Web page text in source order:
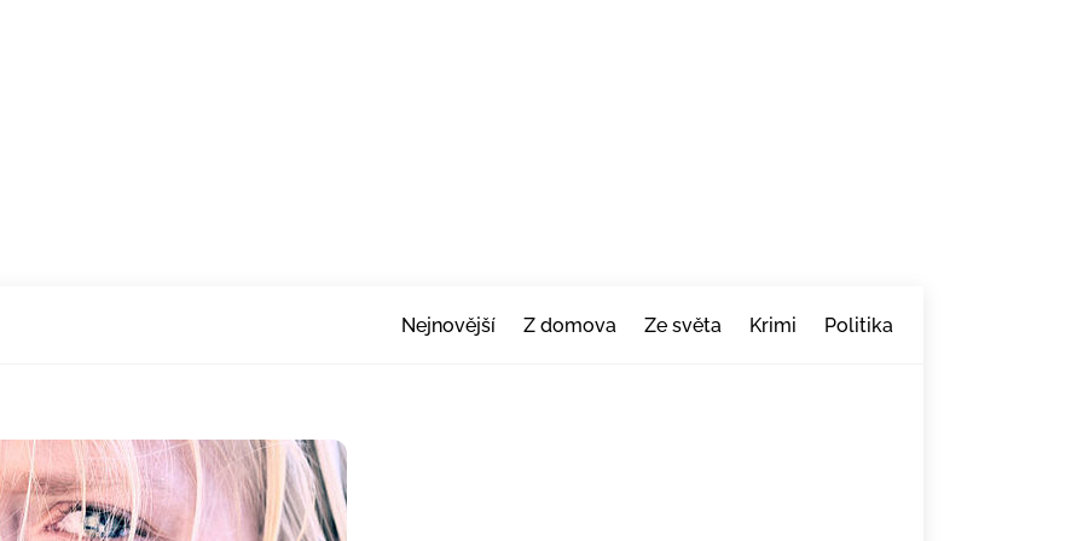
Nejnovější Z domova Ze světa Krimi Politika